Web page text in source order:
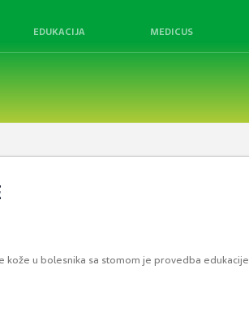
EDUKACIJA MEDICUS
kože u bolesnika sa stomom je provedba edukacije